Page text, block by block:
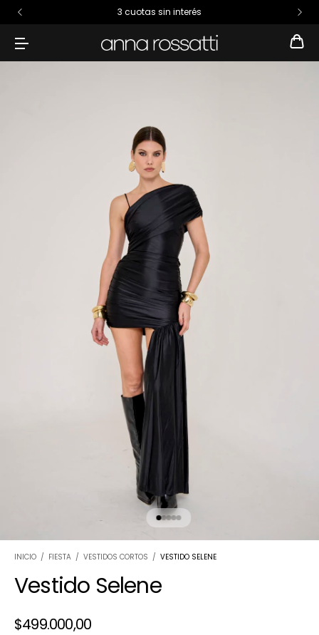
3 cuotas sin interés
INICIO / FIESTA / VESTIDOS CORTOS / VESTIDO SELENE
Vestido Selene
$499.000,00